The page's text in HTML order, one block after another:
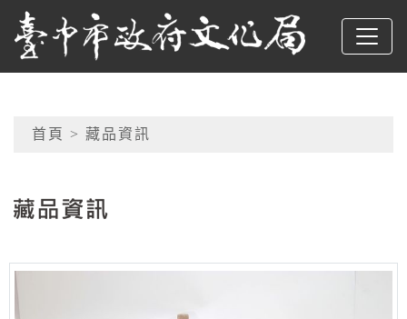
跳到主要內容
臺中市政府文化局
網頁導覽
首頁 > 藏品資訊